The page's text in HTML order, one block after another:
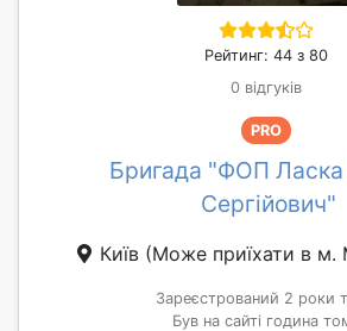
Рейтинг: 44 з 80
0 відгуків
PRO
Бригада "ФОП Ласка
Сергійович"
Київ (Може приїхати в м.
Зареєстрований 2 роки
Був на сайті година